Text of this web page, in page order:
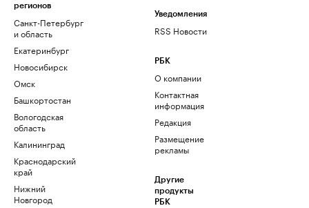
регионов
Санкт-Петербург
и область
Екатеринбург
Новосибирск
Омск
Башкортостан
Вологодская
область
Калининград
Краснодарский
край
Нижний
Новгород
Уведомления
RSS Новости
РБК
О компании
Контактная
информация
Редакция
Размещение
рекламы
Другие
продукты
РБК